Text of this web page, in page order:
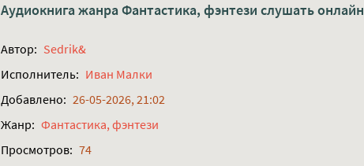
Аудиокнига жанра Фантастика, фэнтези слушать онлайн
Автор: Sedrik&
Исполнитель: Иван Малки
Добавлено: 26-05-2026, 21:02
Жанр: Фантастика, фэнтези
Просмотров: 74